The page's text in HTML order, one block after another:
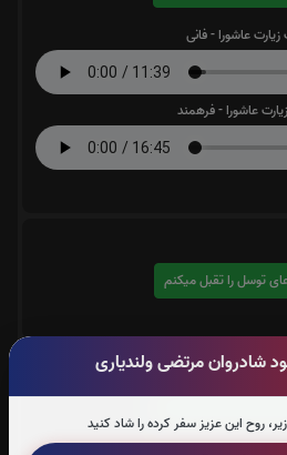
شادروان مرتضی ولندیاری
روح این عزیز سفر کرده را شاد کنید
عاشورا - فانی
عاشورا - فرهمند